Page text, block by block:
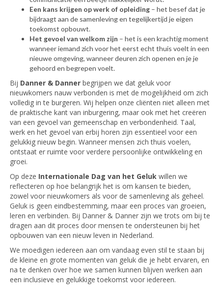
Een kans krijgen op werk of opleiding – het besef dat je
bijdraagt aan de samenleving en tegelijkertijd je eigen
toekomst opbouwt.
Het gevoel van welkom zijn – het is een krachtig moment
wanneer iemand zich voor het eerst echt thuis voelt in een
nieuwe omgeving, wanneer deuren zich openen en je je
gehoord en begrepen voelt.
Bij Danner & Danner begrijpen we dat geluk voor
nieuwkomers nauw verbonden is met de mogelijkheid om zich
volledig in te burgeren. Wij helpen onze cliënten niet alleen met
de praktische kant van inburgering, maar ook met het creëren
van een gevoel van gemeenschap en verbondenheid. Taal,
werk en het gevoel van erbij horen zijn essentieel voor een
gelukkig nieuw begin. Wanneer mensen zich thuis voelen,
ontstaat er ruimte voor verdere persoonlijke ontwikkeling en
groei.
Op deze Internationale Dag van het Geluk willen we
reflecteren op hoe belangrijk het is om kansen te bieden,
zowel voor nieuwkomers als voor de samenleving als geheel.
Geluk is geen eindbestemming, maar een proces van groeien,
leren en verbinden. Bij Danner & Danner zijn we trots om bij te
dragen aan dit proces door mensen te ondersteunen bij het
opbouwen van een nieuw leven in Nederland.
We moedigen iedereen aan om vandaag even stil te staan bij
de kleine en grote momenten van geluk die je hebt ervaren, en
na te denken over hoe we samen kunnen blijven werken aan
een inclusieve en gelukkige toekomst voor iedereen.